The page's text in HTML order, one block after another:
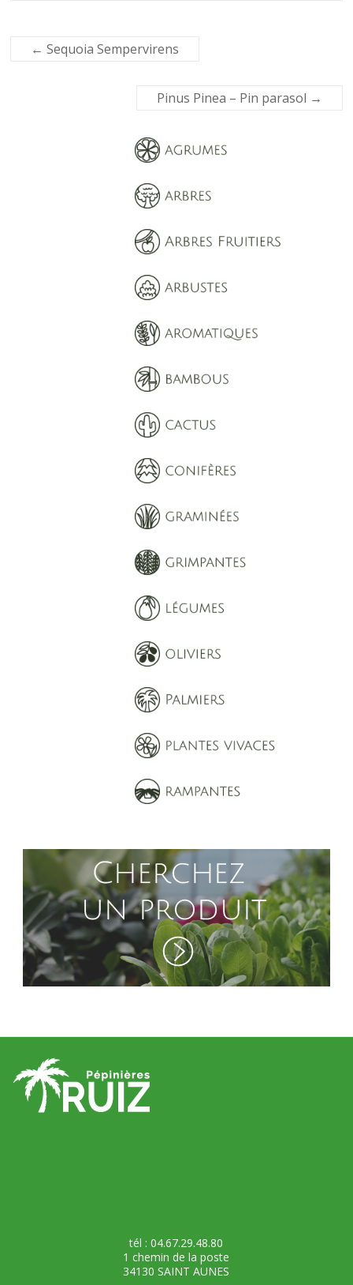
← Sequoia Sempervirens
Pinus Pinea – Pin parasol →
tél : 04.67.29.48.80
1 chemin de la poste
34130 SAINT AUNES